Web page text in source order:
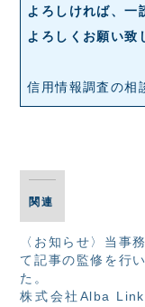
よろしければ、一
よろしくお願い致
信用情報調査の相
関連
〈お知らせ〉当事
て記事の監修を行
た。
株式会社Alba